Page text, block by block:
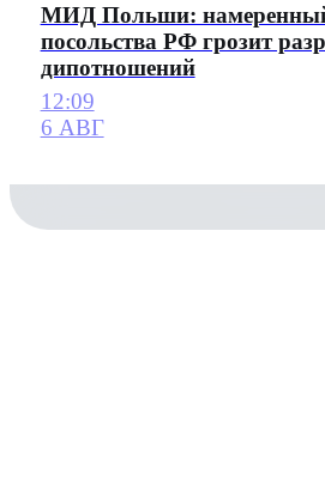
МИД Польши: намеренный
посольства РФ грозит
дипотношений
12:09
6 АВГ